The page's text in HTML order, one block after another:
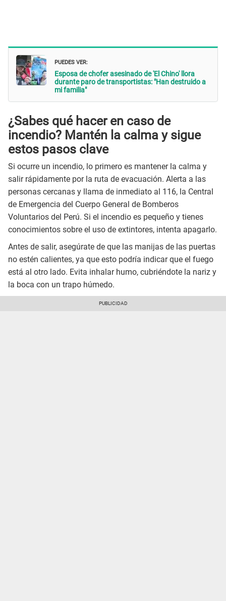
PUEDES VER:
Esposa de chofer asesinado de 'El Chino' llora
durante paro de transportistas: "Han destruido a
mi familia"
¿Sabes qué hacer en caso de
incendio? Mantén la calma y sigue
estos pasos clave
Si ocurre un incendio, lo primero es mantener la calma y
salir rápidamente por la ruta de evacuación. Alerta a las
personas cercanas y llama de inmediato al 116, la Central
de Emergencia del Cuerpo General de Bomberos
Voluntarios del Perú. Si el incendio es pequeño y tienes
conocimientos sobre el uso de extintores, intenta apagarlo.
Antes de salir, asegúrate de que las manijas de las puertas
no estén calientes, ya que esto podría indicar que el fuego
está al otro lado. Evita inhalar humo, cubriéndote la nariz y
la boca con un trapo húmedo.